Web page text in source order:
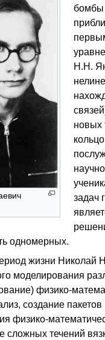
бомбы
Н.Н.
новых
задач
одномерных.
жизни Николай
моделирования
физико-
создание
физико-
сложных течений